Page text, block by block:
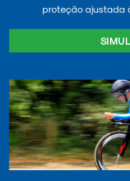
proteção ajustada